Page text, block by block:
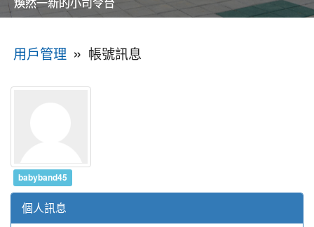
美麗的操場是我們活力的來源
美麗的操場是我們活力的來源
煥然一新的小司令台
煥然一新的小司令台
富含桃園埤塘田園風光意象的中廊
富含桃園埤塘田園風光意象的中廊
嶄新的中庭廣場
嶄新的中庭廣場
水生池生生不息
水生池生生不息
用戶管理 » 帳號訊息
babyband45
個人訊息